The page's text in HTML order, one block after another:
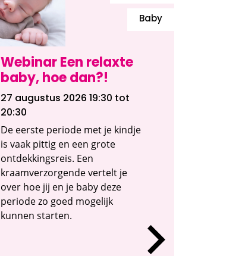
Webinar Een relaxte
baby, hoe dan?!
Baby
27 augustus 2026 19:30 tot
20:30
De eerste periode met je kindje
is vaak pittig en een grote
ontdekkingsreis. Een
kraamverzorgende vertelt je
over hoe jij en je baby deze
periode zo goed mogelijk
kunnen starten.